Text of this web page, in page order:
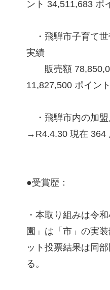
ント 34,511,683 ポ
・飛騨市子育て世
実績
販売額
11,827,500 ポイント
・飛騨市内の加盟
→R4.4.30 現在 364
●受賞歴：
・本取り組みは令
園」は「市」の実
ット投票結果は同
る。